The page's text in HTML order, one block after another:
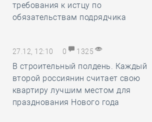
требования к истцу по
обязательствам подрядчика
27.12, 12:10 0 1325
В строительный полдень. Каждый
второй россиянин считает свою
квартиру лучшим местом для
празднования Нового года